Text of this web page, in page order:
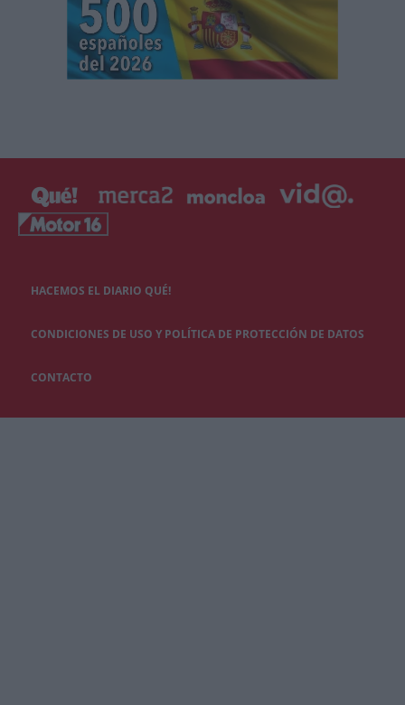
HACEMOS EL DIARIO QUÉ!
CONDICIONES DE USO Y POLÍTICA DE PROTECCIÓN DE DATOS
CONTACTO